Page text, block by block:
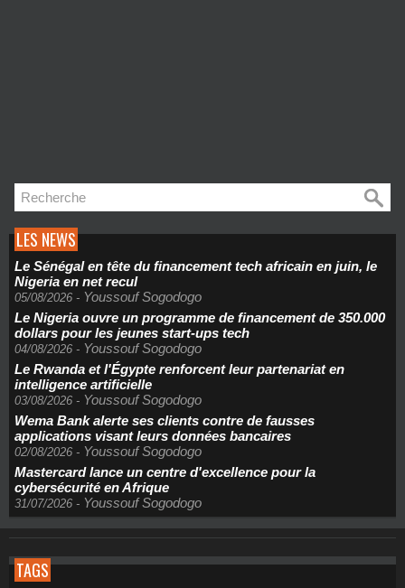
LES NEWS
Le Sénégal en tête du financement tech africain en juin, le
Nigeria en net recul
05/08/2026 - Youssouf Sogodogo
Le Nigeria ouvre un programme de financement de 350.000
dollars pour les jeunes start-ups tech
04/08/2026 - Youssouf Sogodogo
Le Rwanda et l'Égypte renforcent leur partenariat en
intelligence artificielle
03/08/2026 - Youssouf Sogodogo
Wema Bank alerte ses clients contre de fausses
applications visant leurs données bancaires
02/08/2026 - Youssouf Sogodogo
Mastercard lance un centre d'excellence pour la
cybersécurité en Afrique
31/07/2026 - Youssouf Sogodogo
TAGS